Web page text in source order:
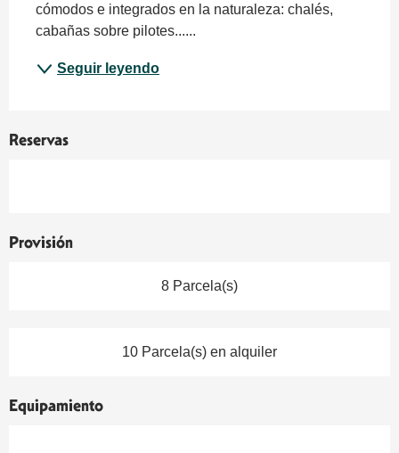
cómodos e integrados en la naturaleza: chalés,
cabañas sobre pilotes......
Seguir leyendo
Reservas
Provisión
8 Parcela(s)
10 Parcela(s) en alquiler
Equipamiento